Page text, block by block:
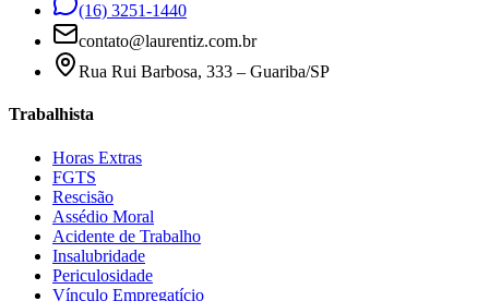
(16) 3251-1440
contato@laurentiz.com.br
Rua Rui Barbosa, 333 – Guariba/SP
Trabalhista
Horas Extras
FGTS
Rescisão
Assédio Moral
Acidente de Trabalho
Insalubridade
Periculosidade
Vínculo Empregatício